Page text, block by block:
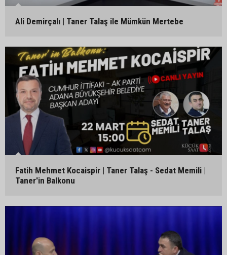
Ali Demirçalı | Taner Talaş ile Mümkün Mertebe
Fatih Mehmet Kocaispir | Taner Talaş - Sedat Memili |
Taner'in Balkonu